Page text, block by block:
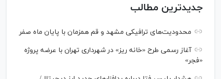
جدیدترین مطالب
محدودیت‌های ترافیکی مشهد و قم همزمان با پایان ماه صفر
آغاز رسمی طرح «خانه ریز» در شهرداری تهران با عرضه پروژه
«فجر»